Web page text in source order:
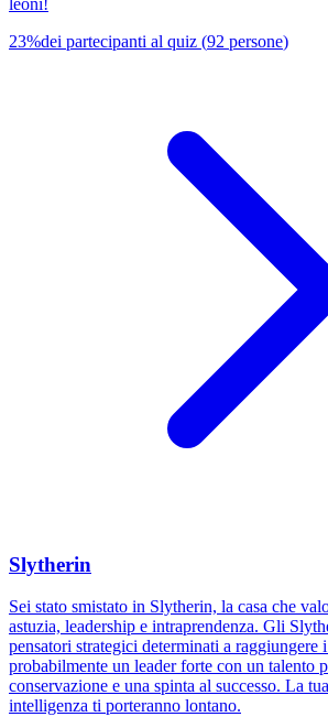
leoni!
23%dei partecipanti al quiz (92 persone)
Slytherin
Sei stato smistato in Slytherin, la casa che
astuzia, leadership e intraprendenza. Gli
pensatori strategici determinati a
probabilmente un leader forte con un talento
conservazione e una spinta al successo. La
intelligenza ti porteranno lontano.